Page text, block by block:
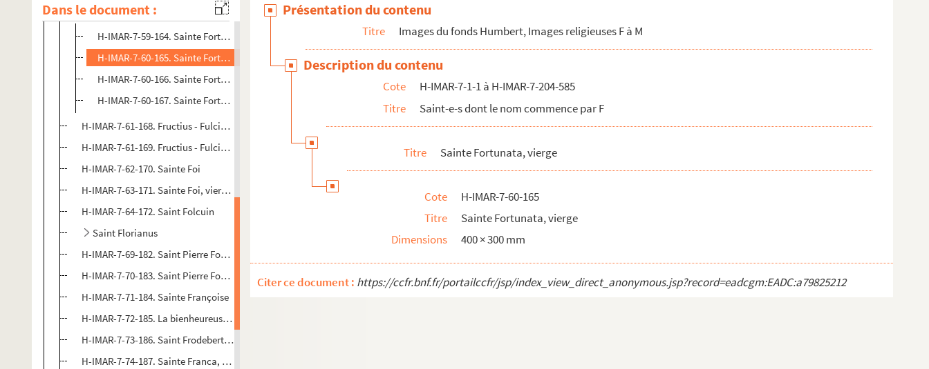
Dans le document :
Sainte Fortunata, vierge
H-IMAR-7-59-164. Sainte Fortunata, vierge
H-IMAR-7-60-165. Sainte Fortunata, vierge
H-IMAR-7-60-166. Sainte Fortunata, vierge
H-IMAR-7-60-167. Sainte Fortunata, vierge
H-IMAR-7-61-168. Fructius - Fulciabus
H-IMAR-7-61-169. Fructius - Fulciabus
H-IMAR-7-62-170. Sainte Foi
H-IMAR-7-63-171. Sainte Foi, vierge et martyre
H-IMAR-7-64-172. Saint Folcuin
Saint Florianus
H-IMAR-7-69-182. Saint Pierre Fourier
H-IMAR-7-70-183. Saint Pierre Fourier
H-IMAR-7-71-184. Sainte Françoise
H-IMAR-7-72-185. La bienheureuse Françoise d'Ambroise, duchesse de Bretagne et religieuse carmélite (1427-1485)
H-IMAR-7-73-186. Saint Frodebert, abbé de Montier-la-Celle
H-IMAR-7-74-187. Sainte Franca, abesse de l'ordre de Citeaux
Présentation du contenu
Titre Images du fonds Humbert, Images religieuses F à M
Description du contenu
Cote
H-IMAR-7-1-1 à H-IMAR-7-204-585
Titre
Saint-e-s dont le nom commence par F
Titre Sainte Fortunata, vierge
Cote
H-IMAR-7-60-165
Titre
Sainte Fortunata, vierge
Dimensions
400 × 300 mm
Citer ce document : https://ccfr.bnf.fr/portailccfr/jsp/index_view_direct_anonymous.jsp?record=eadcgm:EADC:a79825212